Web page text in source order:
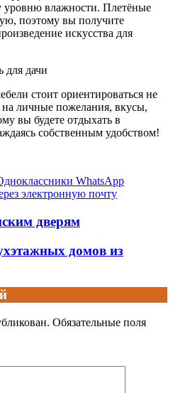
влажности. Плетёные
поэтому вы получите
искусства для
стоит ориентироваться не
на личные пожелания, вкусы,
вы будете отдыхать в
собственным удобством!
WhatsApp
электронную почту
дверям
домов из
Обязательные поля